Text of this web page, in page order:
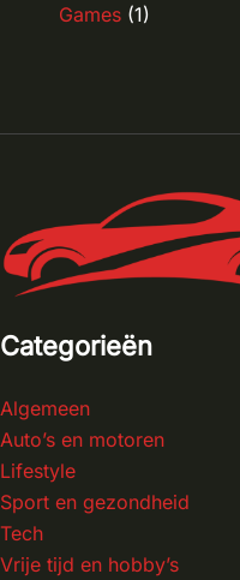
Games(1)
Categorieën
Algemeen
Auto’s en motoren
Lifestyle
Sport en gezondheid
Tech
Vrije tijd en hobby’s